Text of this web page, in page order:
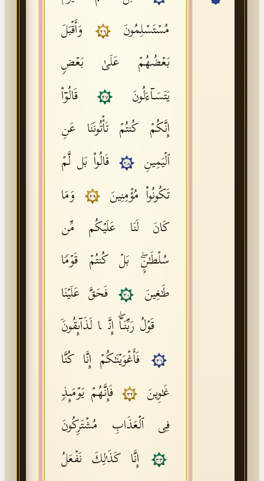
Tajweed Guide
Font Edition Tester
مُسۡتَسۡلِمُونَ
٢٦
وَأَقۡبَلَ
بَعۡضُهُمۡ عَلَىٰ بَعۡضࣲ
یَتَسَاۤءَلُونَ
٢٧
قَالُوۤا۟
إِنَّكُمۡ كُنتُمۡ تَأۡتُونَنَا عَنِ
ٱلۡیَمِینِ
٢٨
قَالُوا۟ بَل لَّمۡ
تَكُونُوا۟ مُؤۡمِنِینَ
٢٩
وَمَا
كَانَ لَنَا عَلَیۡكُم مِّن
سُلۡطَـٰنِۭۖ بَلۡ كُنتُمۡ قَوۡمࣰا
طَـٰغِینَ
٣٠
فَحَقَّ عَلَیۡنَا
قَوۡلُ رَبِّنَاۤۖ إِنَّا لَذَاۤىِٕقُونَ
٣١
فَأَغۡوَیۡنَـٰكُمۡ إِنَّا كُنَّا
غَـٰوِینَ
٣٢
فَإِنَّهُمۡ یَوۡمَىِٕذࣲ
فِی ٱلۡعَذَابِ مُشۡتَرِكُونَ
٣٣
إِنَّا كَذَ ٰ⁠لِكَ نَفۡعَلُ